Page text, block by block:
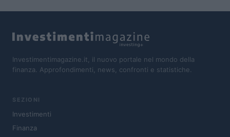
Investimentimagazine.it, il nuovo portale nel mondo della
finanza. Approfondimenti, news, confronti e statistiche.
SEZIONI
Investimenti
Finanza